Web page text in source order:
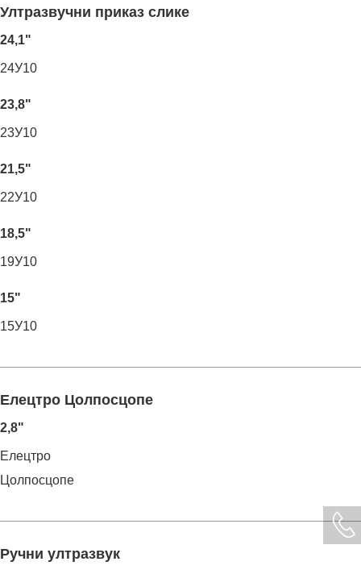
Ултразвучни приказ слике
24,1"
24У10
23,8"
23У10
21,5"
22У10
18,5"
19У10
15"
15У10
Елецтро Цолпосцопе
2,8"
Елецтро
Цолпосцопе
Ручни ултразвук